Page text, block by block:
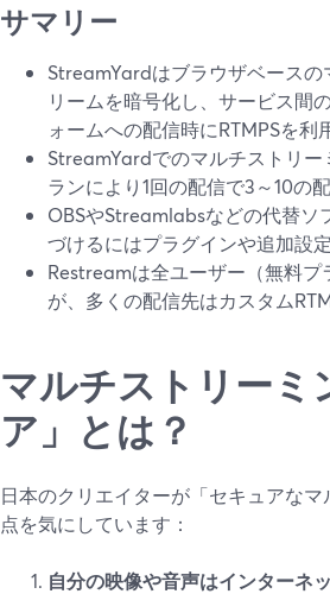
サマリー
StreamYardはブラウザベース
リームを暗号化し、サービス間
ォームへの配信時にRTMPSを利
StreamYardでのマルチストリ
ランにより1回の配信で3～10の
OBSやStreamlabsなどの代替ソ
づけるにはプラグインや追加設
Restreamは全ユーザー（無料プ
が、多くの配信先はカスタム
マルチストリーミ
ア」とは？
日本のクリエイターが「セキュアな
点を気にしています：
自分の映像や音声はインターネ